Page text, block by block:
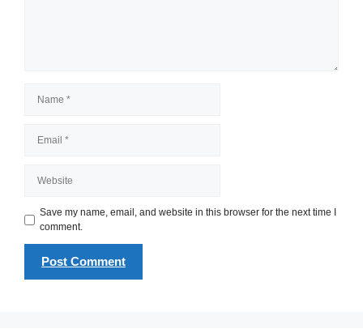
Save my name, email, and website in this browser for the next time I
comment.